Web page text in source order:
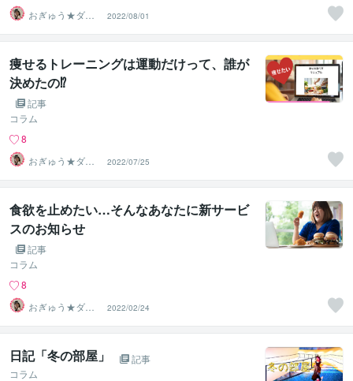
おぎゅう★ダイ
エットの専門家
2022/08/01
痩せるトレーニングは運動だけって、誰が
決めたの⁉️
記事
コラム
8
おぎゅう★ダイ
エットの専門家
2022/07/25
食欲を止めたい…そんなあなたに新サービ
スのお知らせ
記事
コラム
8
おぎゅう★ダイ
エットの専門家
2022/02/24
日記「冬の部屋」
記事
コラム